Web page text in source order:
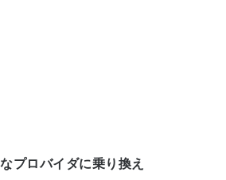
プロバイダに乗り換え